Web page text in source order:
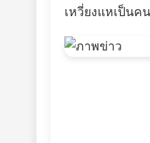
เหวี่ยงแหเป็น